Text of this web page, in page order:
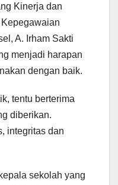
Kinerja dan
A. Irham Sakti
menjadi harapan
dengan baik.
tentu berterima
diberikan.
integritas dan
sekolah yang